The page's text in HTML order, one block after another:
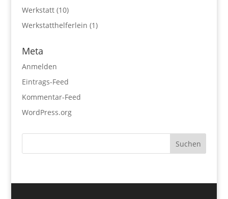
Werkstatt(10)
Werkstatthelferlein (1)
Meta
Anmelden
Eintrags-Feed
Kommentar-Feed
WordPress.org